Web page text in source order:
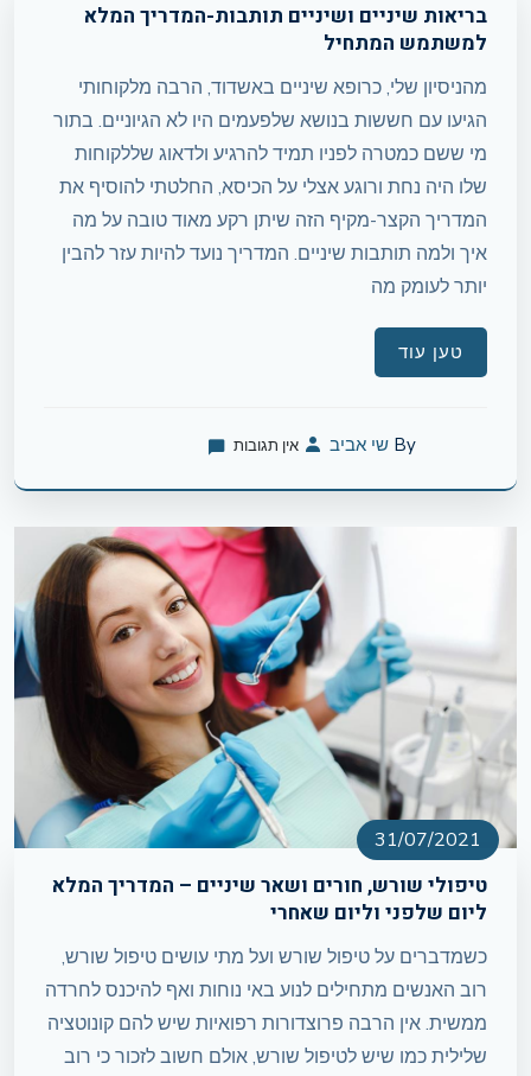
בריאות שיניים ושיניים תותבות-המדריך המלא
למשתמש המתחיל
מהניסיון שלי, כרופא שיניים באשדוד, הרבה מלקוחותי
הגיעו עם חששות בנושא שלפעמים היו לא הגיוניים. בתור
מי ששם כמטרה לפניו תמיד להרגיע ולדאוג שללקוחות
שלו היה נחת ורוגע אצלי על הכיסא, החלטתי להוסיף את
המדריך הקצר-מקיף הזה שיתן רקע מאוד טובה על מה
איך ולמה תותבות שיניים. המדריך נועד להיות עזר להבין
יותר לעומק מה
טען עוד
By שי אביב אין תגובות
31/07/2021
טיפולי שורש, חורים ושאר שיניים – המדריך המלא
ליום שלפני וליום שאחרי
כשמדברים על טיפול שורש ועל מתי עושים טיפול שורש,
רוב האנשים מתחילים לנוע באי נוחות ואף להיכנס לחרדה
ממשית. אין הרבה פרוצדורות רפואיות שיש להם קונוטציה
שלילית כמו שיש לטיפול שורש, אולם חשוב לזכור כי רוב